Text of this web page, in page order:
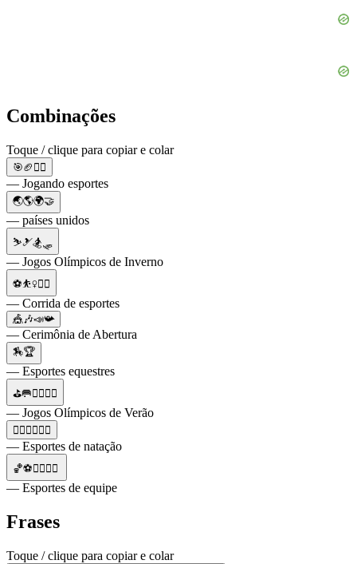
Combinações
Toque / clique para copiar e colar
🎯🏈🤾‍♀️
— Jogando esportes
🌏🌎🌍🤝
— países unidos
⛷🎿🏂🛷
— Jogos Olímpicos de Inverno
⚽️⛹️‍♀️🏃‍♀️
— Corrida de esportes
🎪🎶📣📯
— Cerimônia de Abertura
🏇🏆
— Esportes equestres
⛳🥅🏋️‍♀️🚴‍♂️
— Jogos Olímpicos de Verão
🤽‍♀️🏄‍♀️🏊‍♀️
— Esportes de natação
🏀⚽️🤾‍♂️⛹️‍♀️
— Esportes de equipe
Frases
Toque / clique para copiar e colar